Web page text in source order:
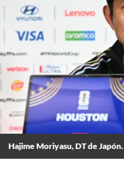
Hajime Moriyasu, DT de Japón.